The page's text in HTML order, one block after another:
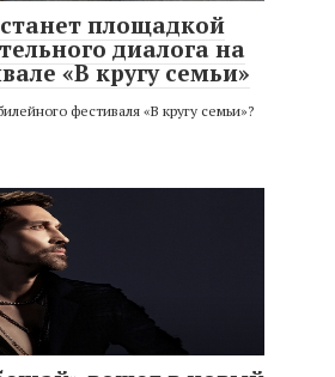
площадкой
диалога на
«В кругу семьи»
фестиваля «В кругу семьи»?